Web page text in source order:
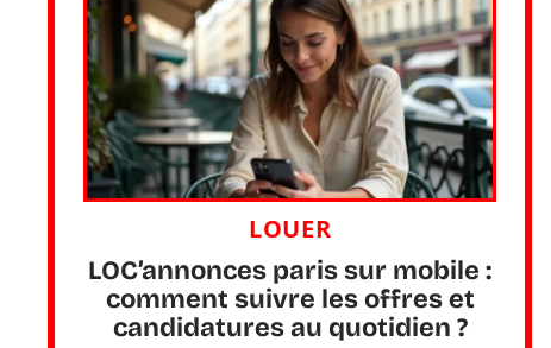
LOUER
LOC’annonces paris sur mobile :
comment suivre les offres et
candidatures au quotidien ?